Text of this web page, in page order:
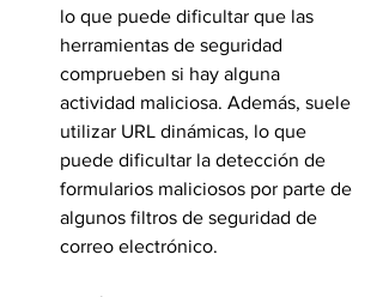
lo que puede dificultar que las
herramientas de seguridad
comprueben si hay alguna
actividad maliciosa. Además, suele
utilizar URL dinámicas, lo que
puede dificultar la detección de
formularios maliciosos por parte de
algunos filtros de seguridad de
correo electrónico.